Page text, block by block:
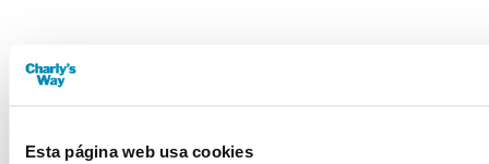
Esta página web usa cookies